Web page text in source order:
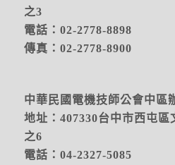
之3
電話：02-2778-8898
傳真：02-2778-8900
中華民國電機技師公會中區
地址： 407330台中市西屯區
之6
電話：04-2327-5085